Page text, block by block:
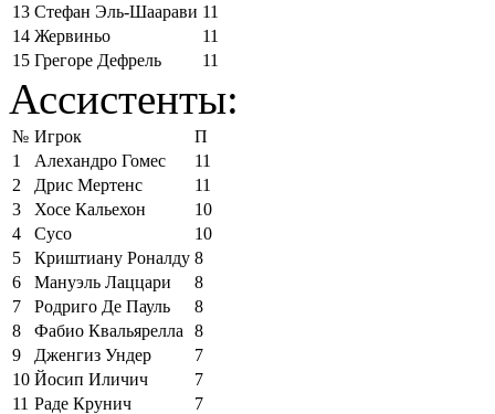
13 Стефан Эль-Шаарави 11
14 Жервиньо
11
15 Грегоре Дефрель 11
Ассистенты:
№ Игрок
П
1
Алехандро Гомес
11
2
Дрис Мертенс
11
3
Хосе Кальехон
10
4
Сусо
10
5
Криштиану Роналду 8
6
Мануэль Лаццари
8
7
Родриго Де Пауль
8
8
Фабио Квальярелла
8
9
Дженгиз Ундер
7
10 Йосип Иличич
7
11 Раде Крунич
7